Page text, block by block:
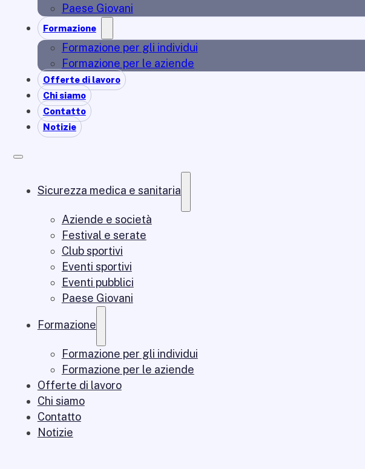
Paese Giovani
Formazione
Formazione per gli individui
Formazione per le aziende
Offerte di lavoro
Chi siamo
Contatto
Notizie
Sicurezza medica e sanitaria
Aziende e società
Festival e serate
Club sportivi
Eventi sportivi
Eventi pubblici
Paese Giovani
Formazione
Formazione per gli individui
Formazione per le aziende
Offerte di lavoro
Chi siamo
Contatto
Notizie